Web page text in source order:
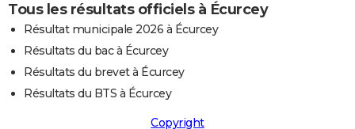
Tous les résultats officiels à Écurcey
Résultat municipale 2026 à Écurcey
Résultats du bac à Écurcey
Résultats du brevet à Écurcey
Résultats du BTS à Écurcey
Copyright